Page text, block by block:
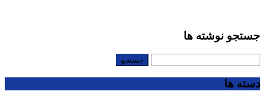
جستجو نوشته ها
دسته ها